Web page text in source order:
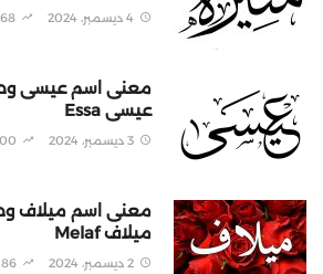
4 ديسمبر، 2024
معنى اسم عيسى
عيسى Essa
3 ديسمبر، 2024
معنى اسم ميلاف
ميلاف Melaf
2 ديسمبر، 2024 86